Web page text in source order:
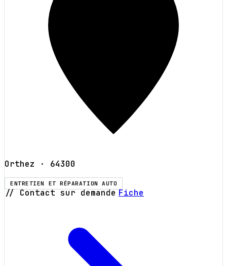
Orthez · 64300
ENTRETIEN ET RÉPARATION AUTO
// Contact sur demande Fiche